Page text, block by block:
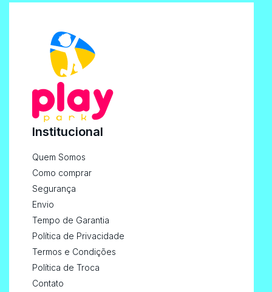
Institucional
Quem Somos
Como comprar
Segurança
Envio
Tempo de Garantia
Política de Privacidade
Termos e Condições
Política de Troca
Contato